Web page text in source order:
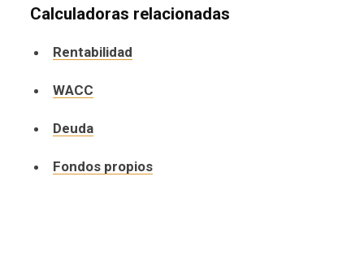
Calculadoras relacionadas
Rentabilidad
WACC
Deuda
Fondos propios